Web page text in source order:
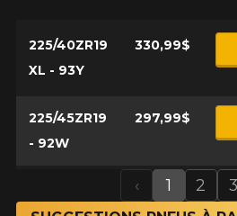
225/40ZR19
XL - 93Y
330,99$
225/45ZR19
- 92W
297,99$
Previous
‹ 1 2 3